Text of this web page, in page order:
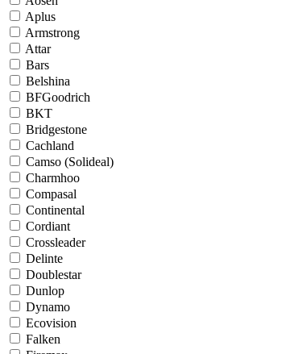
Aplus
Armstrong
Attar
Bars
Belshina
BFGoodrich
BKT
Bridgestone
Cachland
Camso (Solideal)
Charmhoo
Compasal
Continental
Cordiant
Crossleader
Delinte
Doublestar
Dunlop
Dynamo
Ecovision
Falken